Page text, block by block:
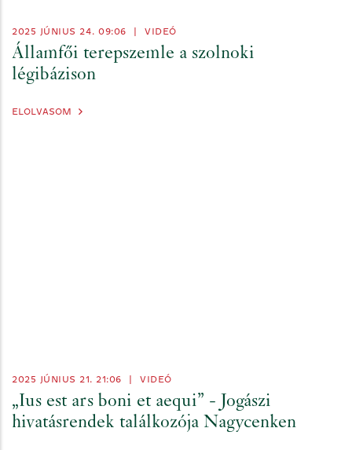
2025 JÚNIUS 24. 09:06 VIDEÓ
Államfői terepszemle a szolnoki
légibázison
ELOLVASOM
2025 JÚNIUS 21. 21:06 VIDEÓ
„Ius est ars boni et aequi” - Jogászi
hivatásrendek találkozója Nagycenken